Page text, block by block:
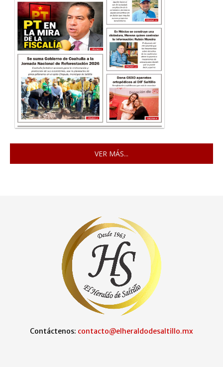
VER MÁS...
Contáctenos: contacto@elheraldodesaltillo.mx